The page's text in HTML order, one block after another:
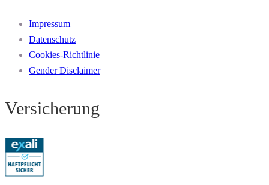
Impressum
Datenschutz
Cookies-Richtlinie
Gender Disclaimer
Versicherung